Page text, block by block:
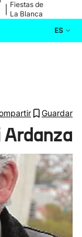
Fiestas de
La Blanca
ES
Guardar